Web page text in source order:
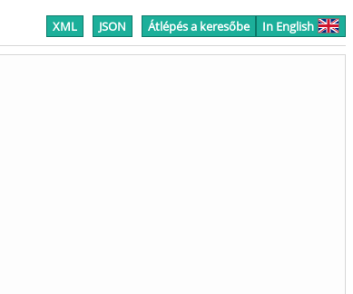
XML JSON Átlépés a keresőbe In English